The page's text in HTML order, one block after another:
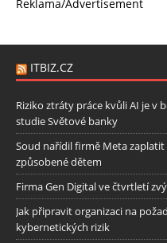
Reklama/Advertisement
ITBIZ.CZ
Riziko ztráty práce kvůli AI je v
studie Světové banky
Soud nařídil firmě Meta
způsobené dětem
Firma Gen Digital ve čtvrtletí
Jak připravit organizaci na
kybernetických rizik